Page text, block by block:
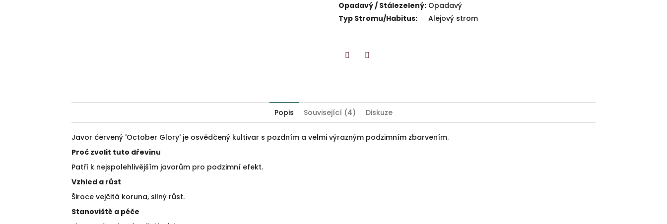
Opadavý / Stálezelený: Opadavý
Typ Stromu/Habitus: Alejový strom
Popis Související (4) Diskuze
Javor červený 'October Glory' je osvědčený kultivar s pozdním a velmi výrazným podzimním zbarvením.
Proč zvolit tuto dřevinu
Patří k nejspolehlivějším javorům pro podzimní efekt.
Vzhled a růst
Široce vejčitá koruna, silný růst.
Stanoviště a péče